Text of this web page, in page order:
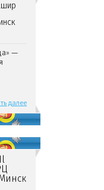
—
далее